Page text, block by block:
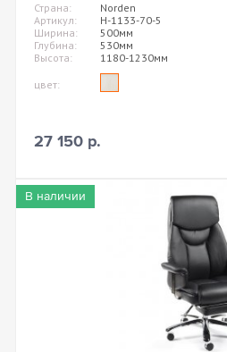
Страна:
Norden
Артикул:
H-1133-70-5
Ширина:
500мм
Глубина:
530мм
Высота:
1180-1230мм
цвет:
27 150 р.
В наличии